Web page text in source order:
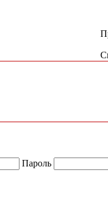
Пароль